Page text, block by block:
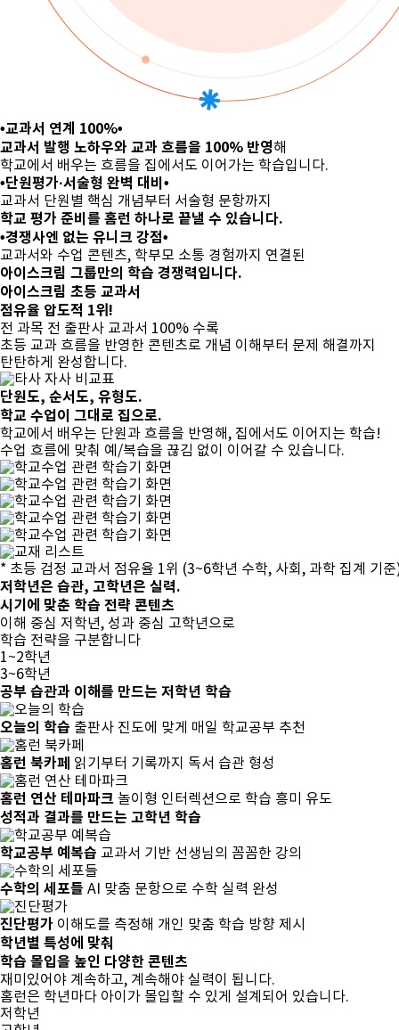
•교과서 연계 100%•
교과서 발행 노하우와 교과 흐름을 100% 반영해
학교에서 배우는 흐름을 집에서도 이어가는 학습입니다.
•단원평가·서술형 완벽 대비•
교과서 단원별 핵심 개념부터 서술형 문항까지
학교 평가 준비를 홈런 하나로 끝낼 수 있습니다.
•경쟁사엔 없는 유니크 강점•
교과서와 수업 콘텐츠, 학부모 소통 경험까지 연결된
아이스크림 그룹만의 학습 경쟁력입니다.
아이스크림 초등 교과서
점유율 압도적 1위!
전 과목 전 출판사 교과서 100% 수록
초등 교과 흐름을 반영한 콘텐츠로 개념 이해부터 문제 해결까지
탄탄하게 완성합니다.
단원도, 순서도, 유형도.
학교 수업이 그대로 집으로.
학교에서 배우는 단원과 흐름을 반영해, 집에서도 이어지는 학습!
수업 흐름에 맞춰 예/복습을 끊김 없이 이어갈 수 있습니다.
* 초등 검정 교과서 점유율 1위 (3~6학년 수학, 사회, 과학 집계 기
저학년은 습관, 고학년은 실력.
시기에 맞춘 학습 전략 콘텐츠
이해 중심 저학년, 성과 중심 고학년으로
학습 전략을 구분합니다
1~2학년
3~6학년
공부 습관과 이해를 만드는 저학년 학습
오늘의 학습 출판사 진도에 맞게 매일 학교공부 추천
홈런 북카페 읽기부터 기록까지 독서 습관 형성
홈런 연산 테마파크 놀이형 인터렉션으로 학습 흥미 유도
성적과 결과를 만드는 고학년 학습
학교공부 예복습 교과서 기반 선생님의 꼼꼼한 강의
수학의 세포들 AI 맞춤 문항으로 수학 실력 완성
진단평가 이해도를 측정해 개인 맞춤 학습 방향 제시
학년별 특성에 맞춰
학습 몰입 을 높인 다양한 콘텐츠
재미있어야 계속하고, 계속해야 실력이 됩니다.
홈런은 학년마다 아이가 몰입할 수 있게 설계되어 있습니다.
저학년